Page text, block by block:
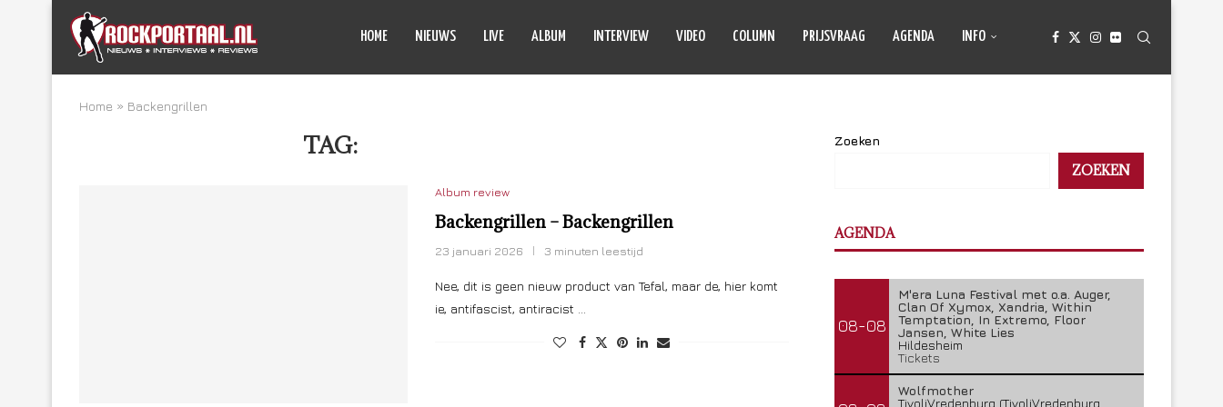
HOME NIEUWS LIVE ALBUM INTERVIEW VIDEO COLUMN PRIJSVRAAG AGENDA INFO
Home » Backengrillen
TAG:
Album review
Backengrillen – Backengrillen
23 januari 2026 3 minuten leestijd
Nee, dit is geen nieuw product van Tefal, maar de, hier komt
ie, antifascist, antiracist …
Zoeken
ZOEKEN
AGENDA
08-08
M'era Luna Festival met o.a. Auger,
Clan Of Xymox, Xandria, Within
Temptation, In Extremo, Floor
Jansen, White Lies
Hildesheim
Tickets
Wolfmother
TivoliVredenburg (TivoliVredenburg